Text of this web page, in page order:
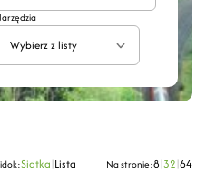
Wybierz z listy
Siatka|Lista Na stronie:8|32|64